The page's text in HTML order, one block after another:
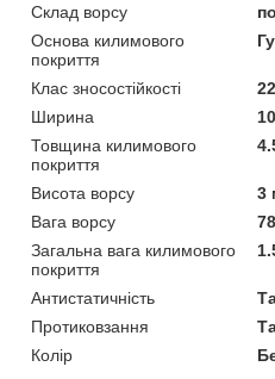
Склад ворсу
Основа килимового
покриття
Клас зносостійкості
22
Ширина
Товщина килимового
покриття
Висота ворсу
3
Вага ворсу
Загальна вага килимового
покриття
Антистатичність
Протиковзання
Колір